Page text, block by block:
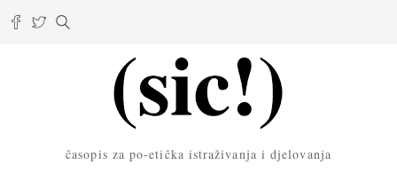
časopis za po-etička istraživanja i djelovanja